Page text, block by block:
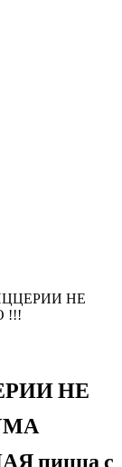
НЕ
!!!
НЕ